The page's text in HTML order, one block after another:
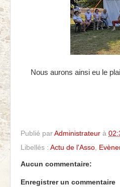
Nous aurons ainsi eu le
Publié par Administrateur à
Libellés : Actu de l'Asso
Aucun commentaire:
Enregistrer un commentaire